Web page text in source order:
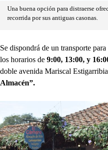
Una buena opción para distraerse
recorrida por sus antiguas casonas.
Se dispondrá de un transporte
los horarios de 9:00, 13:00, y
doble avenida Mariscal
Almacén”.